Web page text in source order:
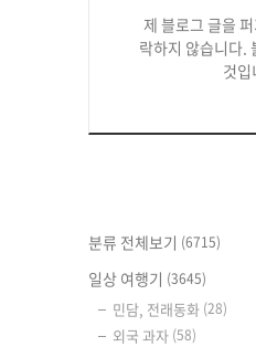
제 블로그 글을
락하지 않습니다.
것입
분류 전체보기 (6715)
일상 여행기 (3645)
민담, 전래동화 (28)
외국 과자 (58)